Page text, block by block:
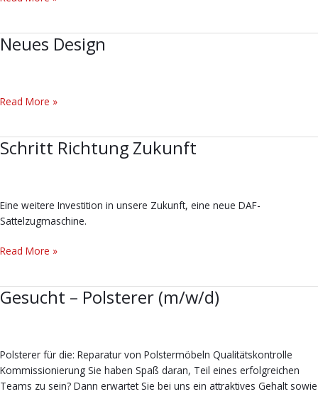
Neues Design
Neues
Read More »
Schritt Richtung Zukunft
Eine weitere Investition in unsere Zukunft, eine neue DAF-
Sattelzugmaschine.
Schritt
Read More »
Gesucht – Polsterer (m/w/d)
Polsterer für die: Reparatur von Polstermöbeln Qualitätskontrolle
Kommissionierung Sie haben Spaß daran, Teil eines erfolgreichen
Teams zu sein? Dann erwartet Sie bei uns ein attraktives Gehalt sowie
Gesucht